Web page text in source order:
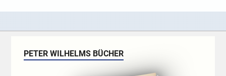
PETER WILHELMS BÜCHER